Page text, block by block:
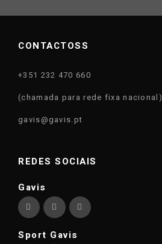
CONTACTOSS
+351 232 470 660
(chamada para rede fixa nacional)
gavis@gavis.pt
REDES SOCIAIS
Gavis
Sport Gavis